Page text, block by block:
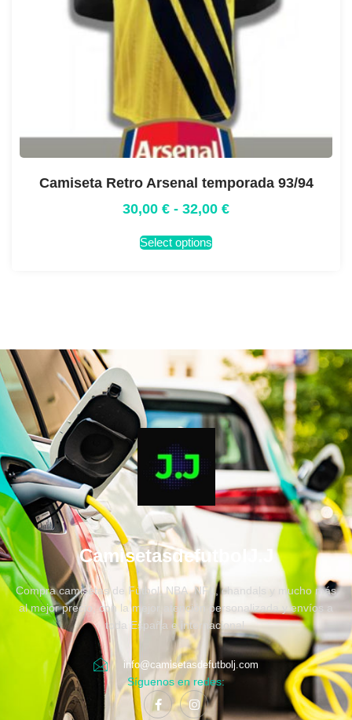
Camiseta Retro Arsenal temporada 93/94
30,00 € - 32,00 €
Select options
CamisetasdefutbolJ.J
Compra camisetas de Fútbol, NBA, NFL, chandals y mucho más
al mejor precio, con la mejor atención personalizada y envíos a
toda España e internacional.
info@camisetasdefutbolj.com
Síguenos en redes: